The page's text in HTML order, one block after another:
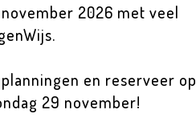
2026 met veel
en reserveer op
29 november!